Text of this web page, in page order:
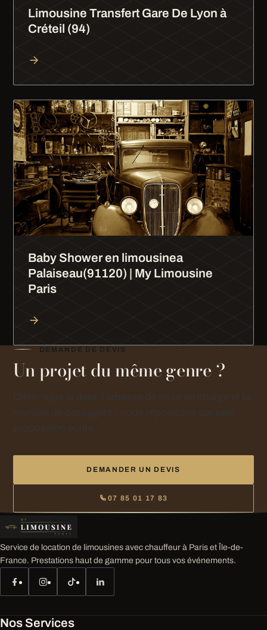
Limousine Transfert Gare De Lyon à
Créteil (94)
Baby Shower en limousinea
Palaiseau(91120) | My Limousine
Paris
DEMANDE DE DEVIS
Un projet du même genre ?
DEMANDER UN DEVIS
07 85 01 17 83
Service de location de limousines avec chauffeur à Paris et Île-de-
France. Prestations haut de gamme pour tous vos événements.
Nos Services